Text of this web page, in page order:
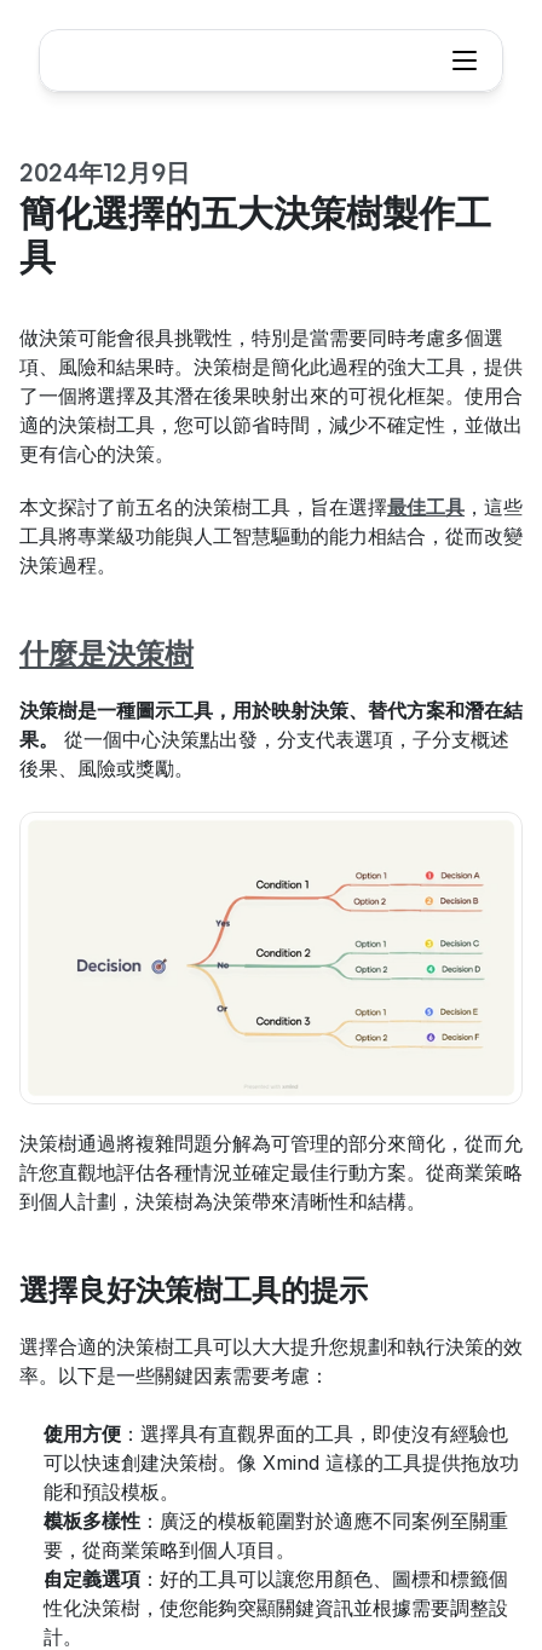
2024年12月9日
簡化選擇的五大決策樹製作工
具
做決策可能會很具挑戰性，特別是當需要同時考慮多個選
項、風險和結果時。決策樹是簡化此過程的強大工具，提供
了一個將選擇及其潛在後果映射出來的可視化框架。使用合
適的決策樹工具，您可以節省時間，減少不確定性，並做出
更有信心的決策。
本文探討了前五名的決策樹工具，旨在選擇最佳工具 ，這些
工具將專業級功能與人工智慧驅動的能力相結合，從而改變
決策過程。
什麼是決策樹
決策樹是一種圖示工具，用於映射決策、替代方案和潛在結
果。
從一個中心決策點出發，分支代表選項，子分支概述
後果、風險或獎勵。
決策樹通過將複雜問題分解為可管理的部分來簡化，從而允
許您直觀地評估各種情況並確定最佳行動方案。從商業策略
到個人計劃，決策樹為決策帶來清晰性和結構。
選擇良好決策樹工具的提示
選擇合適的決策樹工具可以大大提升您規劃和執行決策的效
率。以下是一些關鍵因素需要考慮：
使用方便 ：選擇具有直觀界面的工具，即使沒有經驗也
可以快速創建決策樹。像 Xmind 這樣的工具提供拖放功
能和預設模板。
模板多樣性 ：廣泛的模板範圍對於適應不同案例至關重
要，從商業策略到個人項目。
自定義選項 ：好的工具可以讓您用顏色、圖標和標籤個
性化決策樹，使您能夠突顯關鍵資訊並根據需要調整設
計。